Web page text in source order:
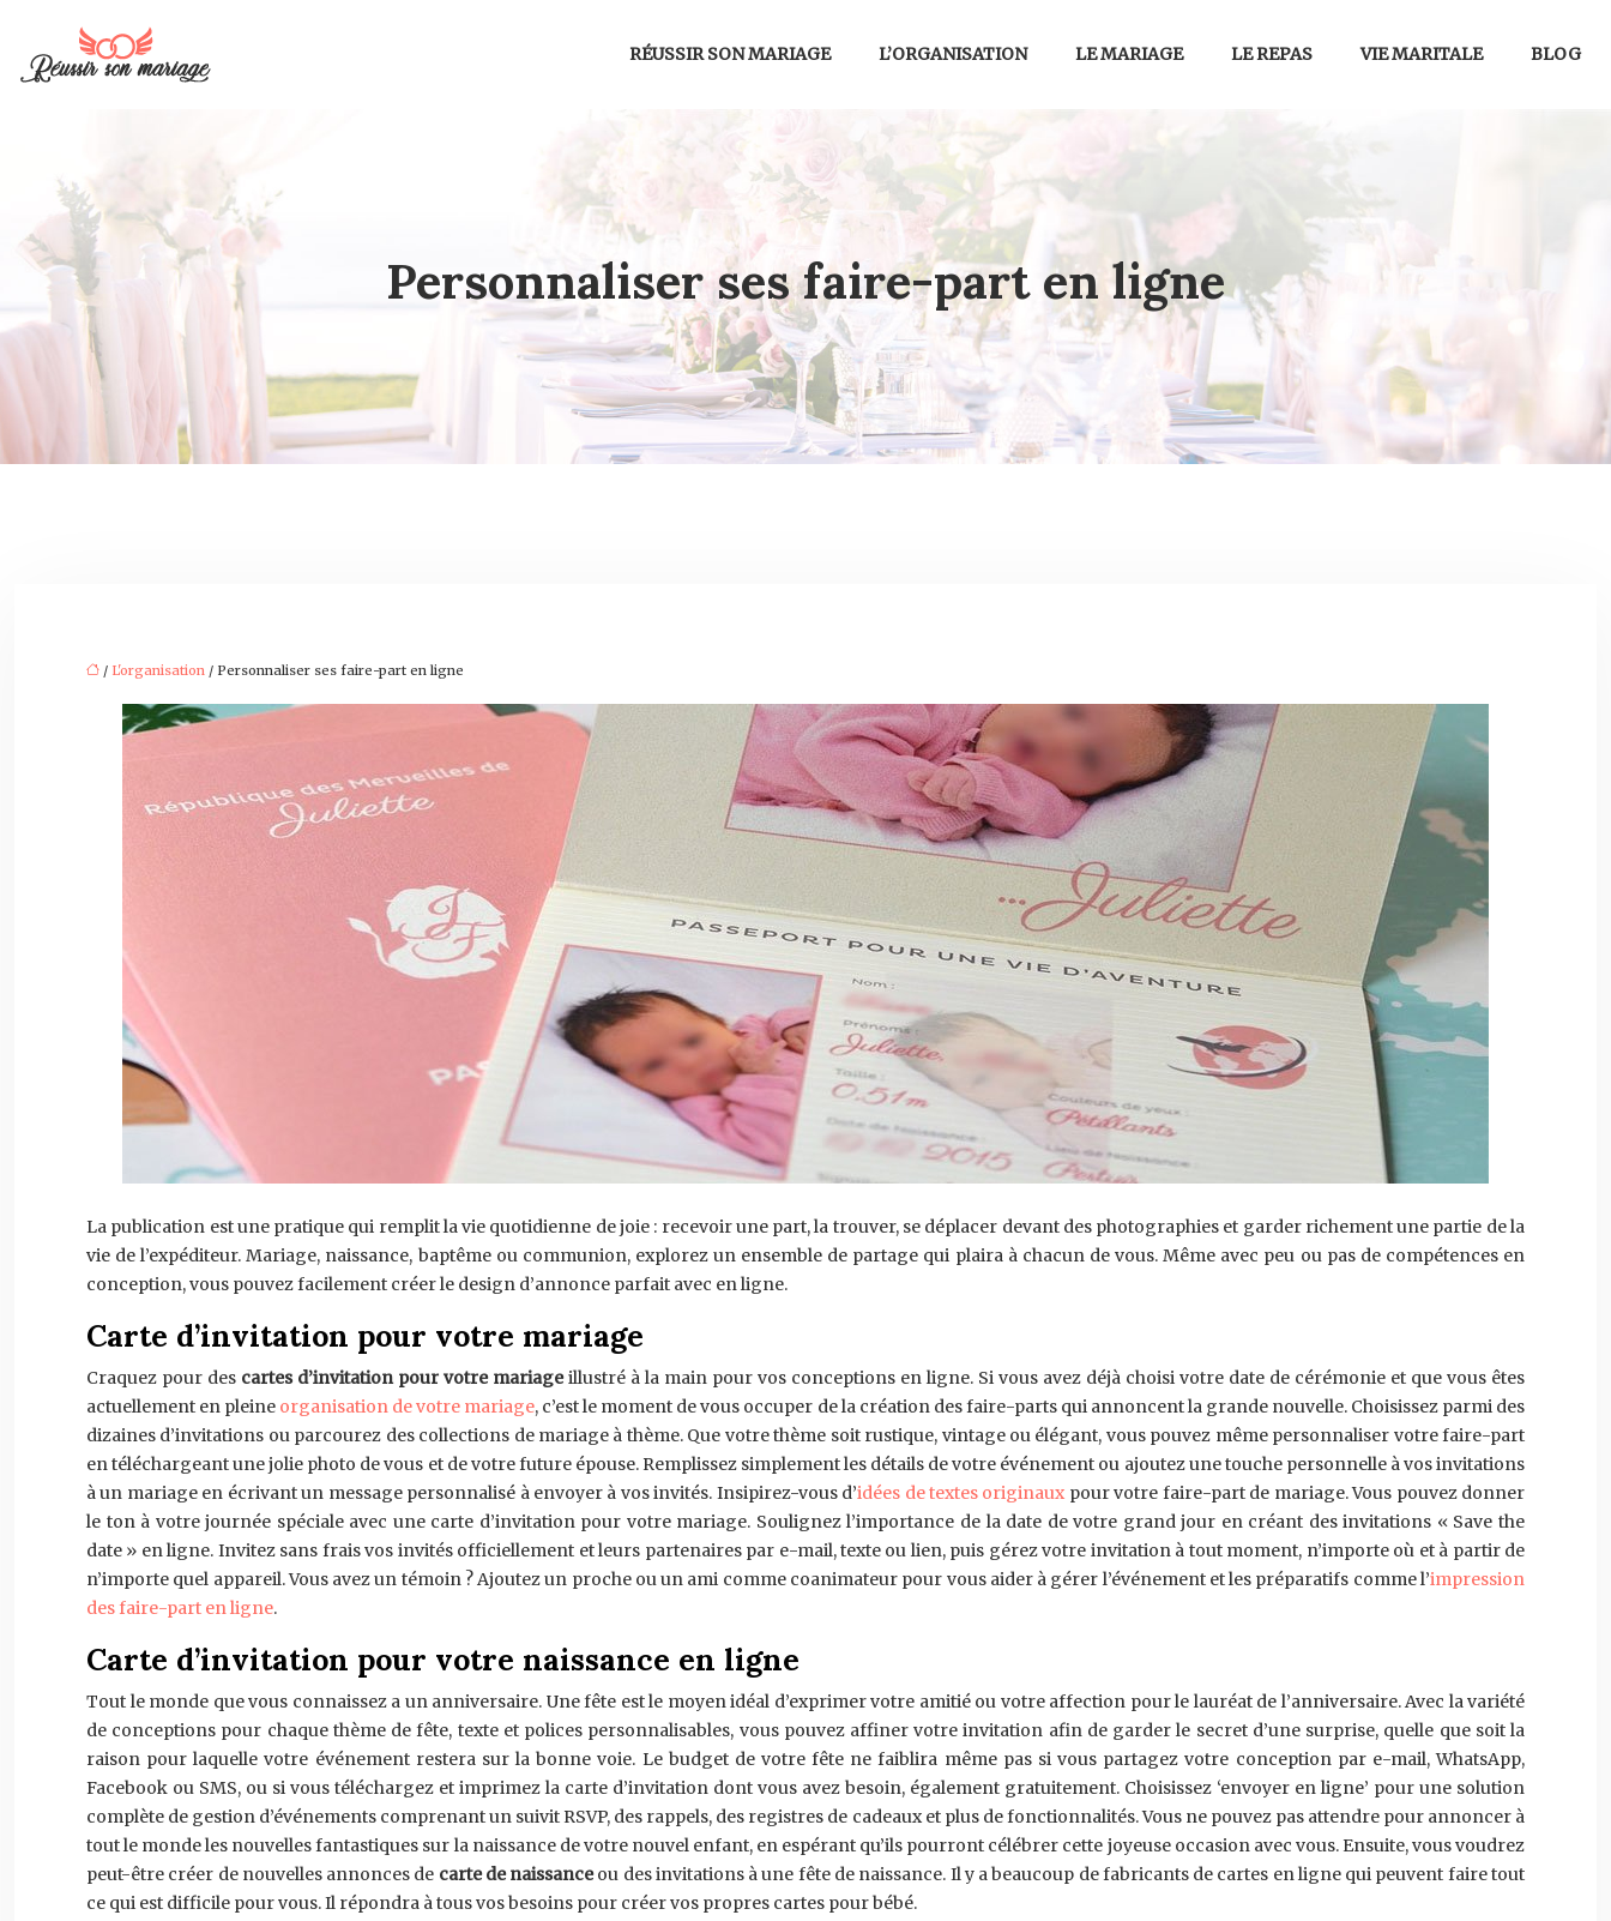
RÉUSSIR SON MARIAGE L’ORGANISATION LE MARIAGE LE REPAS VIE MARITALE BLOG
Personnaliser ses faire-part en ligne
/ L'organisation / Personnaliser ses faire-part en ligne
La publication est une pratique qui remplit la vie quotidienne de joie : recevoir une part, la trouver, se déplacer devant des photographies et garder richement une partie de la
vie de l’expéditeur. Mariage, naissance, baptême ou communion, explorez un ensemble de partage qui plaira à chacun de vous. Même avec peu ou pas de compétences en
conception, vous pouvez facilement créer le design d’annonce parfait avec en ligne.
Carte d’invitation pour votre mariage
Craquez pour des cartes d’invitation pour votre mariageillustré à la main pour vos conceptions en ligne. Si vous avez déjà choisi votre date de cérémonie et que vous êtes
actuellement en pleine organisation de votre mariage, c’est le moment de vous occuper de la création des faire-parts qui annoncent la grande nouvelle. Choisissez parmi des
dizaines d’invitations ou parcourez des collections de mariage à thème. Que votre thème soit rustique, vintage ou élégant, vous pouvez même personnaliser votre faire-part
en téléchargeant une jolie photo de vous et de votre future épouse. Remplissez simplement les détails de votre événement ou ajoutez une touche personnelle à vos invitations
à un mariage en écrivant un message personnalisé à envoyer à vos invités. Insipirez-vous d’idées de textes originaux pour votre faire-part de mariage. Vous pouvez donner
le ton à votre journée spéciale avec une carte d’invitation pour votre mariage. Soulignez l’importance de la date de votre grand jour en créant des invitations « Save the
date » en ligne. Invitez sans frais vos invités officiellement et leurs partenaires par e-mail, texte ou lien, puis gérez votre invitation à tout moment, n’importe où et à partir de
n’importe quel appareil. Vous avez un témoin ? Ajoutez un proche ou un ami comme coanimateur pour vous aider à gérer l’événement et les préparatifs comme l’impression
des faire-part en ligne.
Carte d’invitation pour votre naissance en ligne
Tout le monde que vous connaissez a un anniversaire. Une fête est le moyen idéal d’exprimer votre amitié ou votre affection pour le lauréat de l’anniversaire. Avec la variété
de conceptions pour chaque thème de fête, texte et polices personnalisables, vous pouvez affiner votre invitation afin de garder le secret d’une surprise, quelle que soit la
raison pour laquelle votre événement restera sur la bonne voie. Le budget de votre fête ne faiblira même pas si vous partagez votre conception par e-mail, WhatsApp,
Facebook ou SMS, ou si vous téléchargez et imprimez la carte d’invitation dont vous avez besoin, également gratuitement. Choisissez ‘envoyer en ligne’ pour une solution
complète de gestion d’événements comprenant un suivit RSVP, des rappels, des registres de cadeaux et plus de fonctionnalités. Vous ne pouvez pas attendre pour annoncer à
tout le monde les nouvelles fantastiques sur la naissance de votre nouvel enfant, en espérant qu’ils pourront célébrer cette joyeuse occasion avec vous. Ensuite, vous voudrez
peut-être créer de nouvelles annonces de carte de naissanceou des invitations à une fête de naissance. Il y a beaucoup de fabricants de cartes en ligne qui peuvent faire tout
ce qui est difficile pour vous. Il répondra à tous vos besoins pour créer vos propres cartes pour bébé.